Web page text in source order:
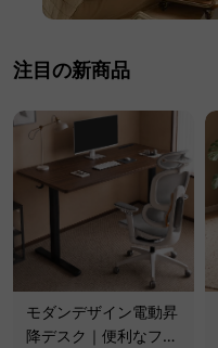
注目の新商品
モダンデザイン電動昇
降デスク｜便利なフッ